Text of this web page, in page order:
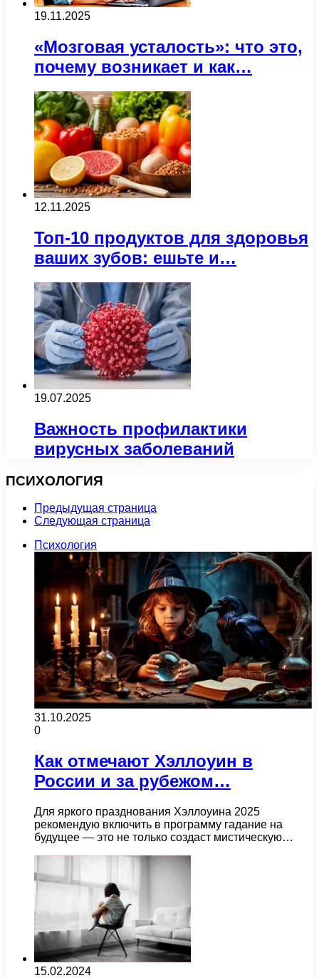
19.11.2025
«Мозговая усталость»: что это,
почему возникает и как…
12.11.2025
Топ-10 продуктов для здоровья
ваших зубов: ешьте и…
19.07.2025
Важность профилактики
вирусных заболеваний
ПСИХОЛОГИЯ
Предыдущая страница
Следующая страница
Психология
31.10.2025
0
Как отмечают Хэллоуин в
России и за рубежом…
Для яркого празднования Хэллоуина 2025
рекомендую включить в программу гадание на
будущее — это не только создаст мистическую…
15.02.2024